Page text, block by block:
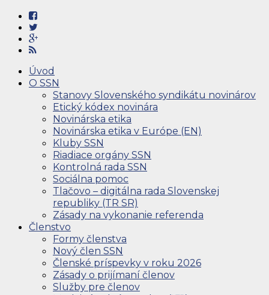
Úvod
O SSN
Stanovy Slovenského syndikátu novinárov
Etický kódex novinára
Novinárska etika
Novinárska etika v Európe (EN)
Kluby SSN
Riadiace orgány SSN
Kontrolná rada SSN
Sociálna pomoc
Tlačovo – digitálna rada Slovenskej
republiky (TR SR)
Zásady na vykonanie referenda
Členstvo
Formy členstva
Nový člen SSN
Členské príspevky v roku 2026
Zásady o prijímaní členov
Služby pre členov